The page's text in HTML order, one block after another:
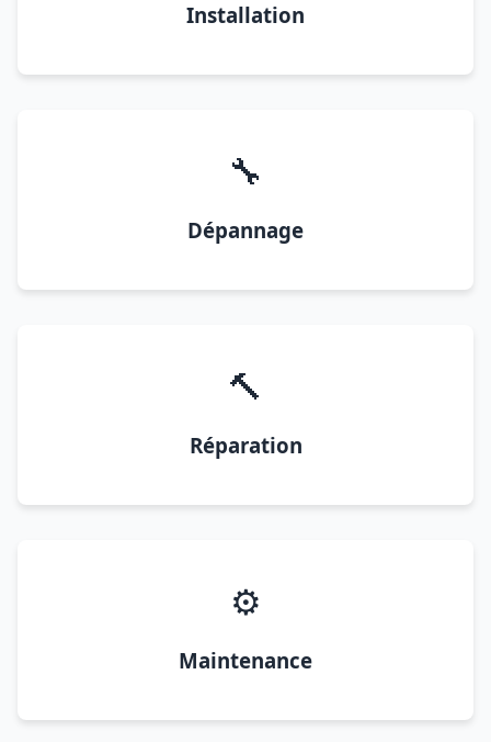
Installation
🔧
Dépannage
🔨
Réparation
⚙️
Maintenance